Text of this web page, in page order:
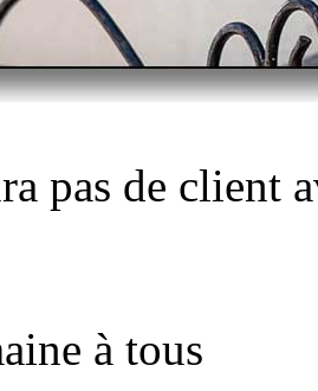
pas de client
à tous